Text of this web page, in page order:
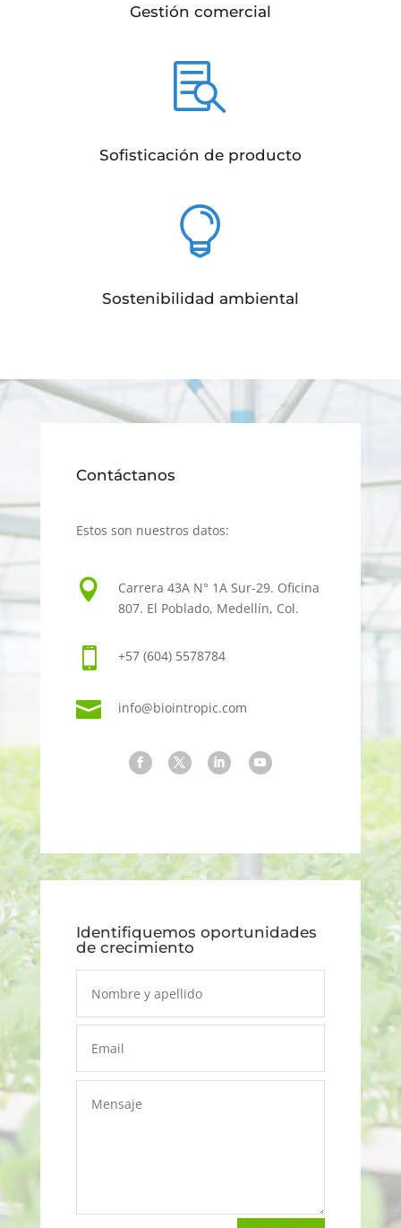
Gestión comercial

Sofisticación de producto

Sostenibilidad ambiental
Contáctanos
Estos son nuestros datos:

Carrera 43A N° 1A Sur-29. Oficina
807. El Poblado, Medellín, Col.
 +57 (604) 5578784
 info@biointropic.com
Identifiquemos oportunidades
de crecimiento